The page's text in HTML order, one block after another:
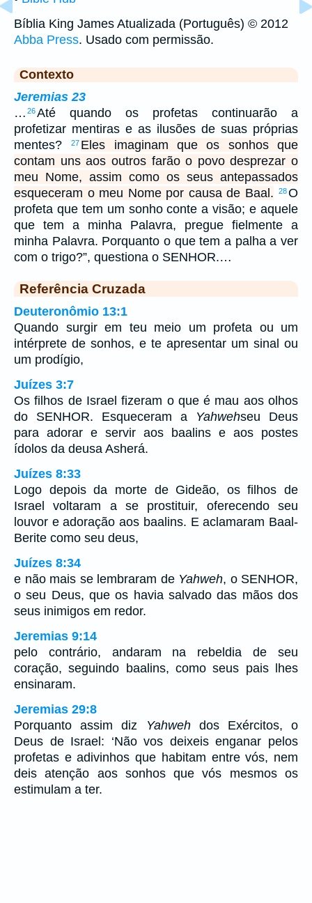
Bíblia King James Atualizada (Português) © 2012
Abba Press. Usado com permissão.
Contexto
Jeremias 23
… 26Até quando os profetas continuarão a
profetizar mentiras e as ilusões de suas próprias
mentes?
27 Eles imaginam que os sonhos que
contam uns aos outros farão o povo desprezar o
meu Nome, assim como os seus antepassados
esqueceram o meu Nome por causa de Baal.
28O
profeta que tem um sonho conte a visão; e aquele
que tem a minha Palavra, pregue fielmente a
minha Palavra. Porquanto o que tem a palha a ver
com o trigo?”, questiona o SENHOR.…
Referência Cruzada
Deuteronômio 13:1
Quando surgir em teu meio um profeta ou um
intérprete de sonhos, e te apresentar um sinal ou
um prodígio,
Juízes 3:7
Os filhos de Israel fizeram o que é mau aos olhos
do SENHOR. Esqueceram a Yahwehseu Deus
para adorar e servir aos baalins e aos postes
ídolos da deusa Asherá.
Juízes 8:33
Logo depois da morte de Gideão, os filhos de
Israel voltaram a se prostituir, oferecendo seu
louvor e adoração aos baalins. E aclamaram Baal-
Berite como seu deus,
Juízes 8:34
e não mais se lembraram de Yahweh, o SENHOR,
o seu Deus, que os havia salvado das mãos dos
seus inimigos em redor.
Jeremias 9:14
pelo contrário, andaram na rebeldia de seu
coração, seguindo baalins, como seus pais lhes
ensinaram.
Jeremias 29:8
Porquanto assim diz
Yahwehdos Exércitos, o
Deus de Israel: ‘Não vos deixeis enganar pelos
profetas e adivinhos que habitam entre vós, nem
deis atenção aos sonhos que vós mesmos os
estimulam a ter.